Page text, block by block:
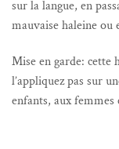
sur la langue, en
mauvaise haleine ou
Mise en garde: cette
l’appliquez pas sur
enfants, aux